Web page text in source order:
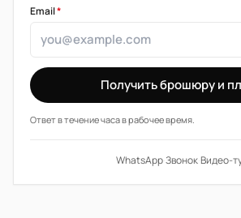
Email*
Получить брошюру и
Ответ в течение часа в рабочее время.
WhatsApp·Звонок·Видео-